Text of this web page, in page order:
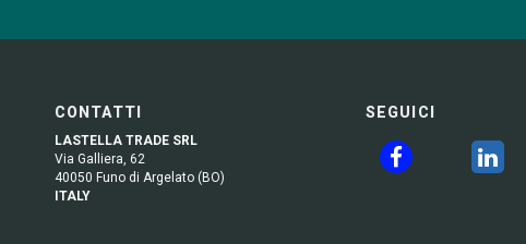
CONTATTI
LASTELLA TRADE SRL
Via Galliera, 62
40050 Funo di Argelato (BO)
ITALY
SEGUICI